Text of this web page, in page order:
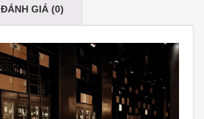
ĐÁNH GIÁ (0)